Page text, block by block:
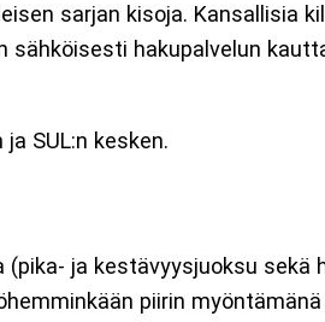
sarjan kisoja. Kansallisia
sähköisesti hakupalvelun
SUL:n kesken.
ja kestävyysjuoksu
piirin